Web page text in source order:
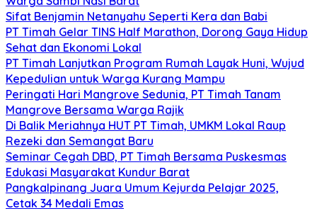
Sifat Benjamin Netanyahu Seperti Kera dan Babi
PT Timah Gelar TINS Half Marathon, Dorong Gaya Hidup
Sehat dan Ekonomi Lokal
PT Timah Lanjutkan Program Rumah Layak Huni, Wujud
Kepedulian untuk Warga Kurang Mampu
Peringati Hari Mangrove Sedunia, PT Timah Tanam
Mangrove Bersama Warga Rajik
Di Balik Meriahnya HUT PT Timah, UMKM Lokal Raup
Rezeki dan Semangat Baru
Seminar Cegah DBD, PT Timah Bersama Puskesmas
Edukasi Masyarakat Kundur Barat
Pangkalpinang Juara Umum Kejurda Pelajar 2025,
Cetak 34 Medali Emas